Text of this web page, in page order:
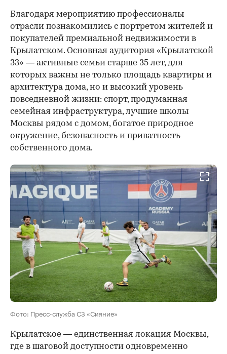
Благодаря мероприятию профессионалы
отрасли познакомились с портретом жителей и
покупателей премиальной недвижимости в
Крылатском. Основная аудитория «Крылатской
33» — активные семьи старше 35 лет, для
которых важны не только площадь квартиры и
архитектура дома, но и высокий уровень
повседневной жизни: спорт, продуманная
семейная инфраструктура, лучшие школы
Москвы рядом с домом, богатое природное
окружение, безопасность и приватность
собственного дома.
Фото: Пресс-служба СЗ «Сияние»
Крылатское — единственная локация Москвы,
где в шаговой доступности одновременно